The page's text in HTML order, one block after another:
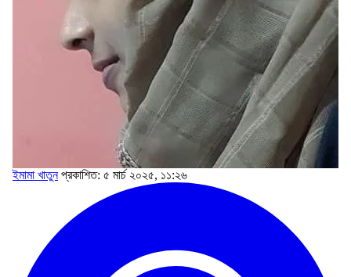
ইমামা খাতুন প্রকাশিত: ৫ মার্চ ২০২৫, ১১:২৬